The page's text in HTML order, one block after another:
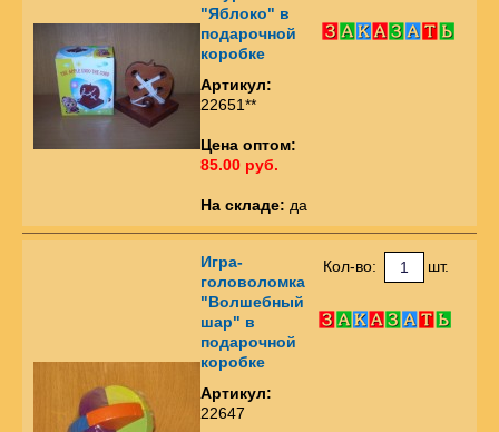
"Яблоко" в
подарочной
коробке
Артикул:
22651**
Цена оптом:
85.00 руб.
На складе: да
Игра-
головоломка
"Волшебный
шар" в
подарочной
коробке
Артикул:
22647
Кол-во: шт.